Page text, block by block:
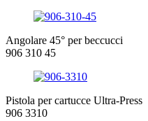
Angolare 45° per beccucci
906 310 45
Pistola per cartucce Ultra-Press
906 3310